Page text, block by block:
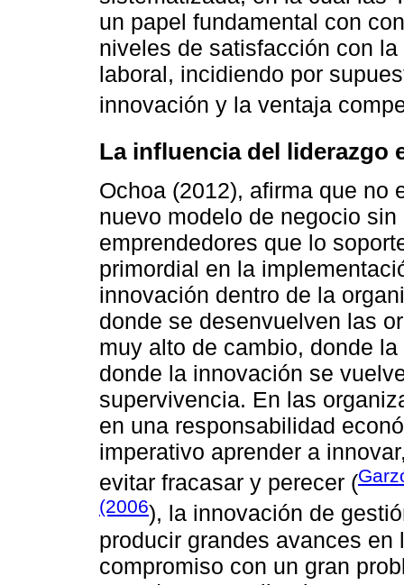
un papel fundamental con
niveles de satisfacción con
laboral, incidiendo por
innovación y la ventaja
La influencia del liderazgo
Ochoa (2012), afirma que no
nuevo modelo de negocio
emprendedores que lo
primordial en la
innovación dentro de la
donde se desenvuelven las
muy alto de cambio, donde
donde la innovación se
supervivencia. En las
en una responsabilidad
imperativo aprender a
evitar fracasar y perecer (
(2006), la innovación de
producir grandes avances
compromiso con un gran